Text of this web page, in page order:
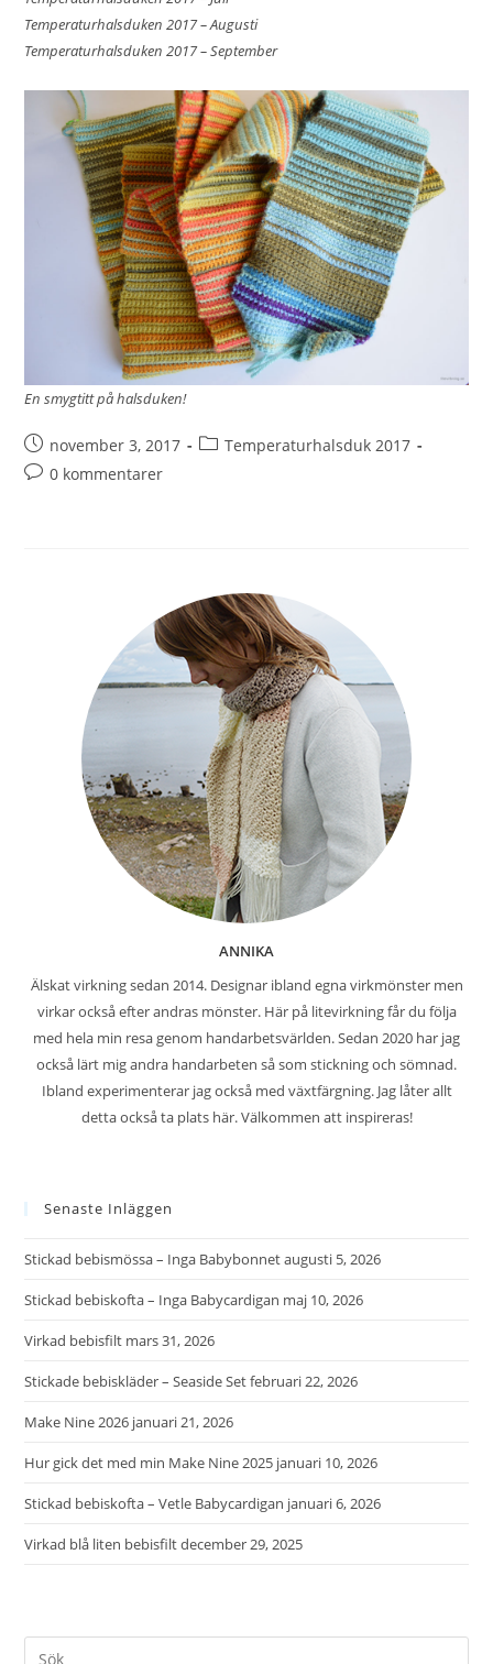
Temperaturhalsduken 2017 – Augusti
Temperaturhalsduken 2017 – September
En smygtitt på halsduken!
november 3, 2017
Temperaturhalsduk 2017
0 kommentarer
ANNIKA
Älskat virkning sedan 2014. Designar ibland egna virkmönster men
virkar också efter andras mönster. Här på litevirkning får du följa
med hela min resa genom handarbetsvärlden. Sedan 2020 har jag
också lärt mig andra handarbeten så som stickning och sömnad.
Ibland experimenterar jag också med växtfärgning. Jag låter allt
detta också ta plats här. Välkommen att inspireras!
Senaste Inläggen
Stickad bebismössa – Inga Babybonnetaugusti 5, 2026
Stickad bebiskofta – Inga Babycardigan maj 10, 2026
Virkad bebisfilt mars 31, 2026
Stickade bebiskläder – Seaside Setfebruari 22, 2026
Make Nine 2026 januari 21, 2026
Hur gick det med min Make Nine 2025 januari 10, 2026
Stickad bebiskofta – Vetle Babycardigan januari 6, 2026
Virkad blå liten bebisfiltdecember 29, 2025